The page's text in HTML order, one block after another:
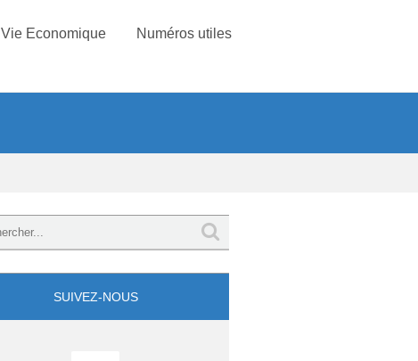
Vie Economique Numéros utiles
SUIVEZ-NOUS